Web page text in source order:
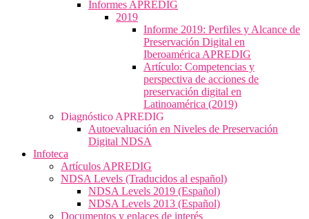
Informes APREDIG
2019
Informe 2019: Perfiles y Alcance de
Preservación Digital en
Iberoamérica APREDIG
Artículo: Competencias y
perspectiva de acciones de
preservación digital en
Latinoamérica (2019)
Diagnóstico APREDIG
Autoevaluación en Niveles de Preservación
Digital NDSA
Infoteca
Artículos APREDIG
NDSA Levels (Traducidos al español)
NDSA Levels 2019 (Español)
NDSA Levels 2013 (Español)
Documentos y enlaces de interés